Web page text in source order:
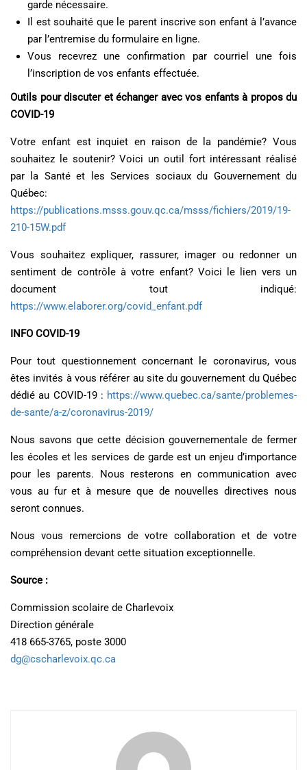
garde nécessaire.
Il est souhaité que le parent inscrive son enfant à l’avance
par l’entremise du formulaire en ligne.
Vous recevrez une confirmation par courriel une fois
l’inscription de vos enfants effectuée.
Outils pour discuter et échanger avec vos enfants à propos du
COVID-19
Votre enfant est inquiet en raison de la pandémie? Vous
souhaitez le soutenir? Voici un outil fort intéressant réalisé
par la Santé et les Services sociaux du Gouvernement du
Québec:
https://publications.msss.gouv.qc.ca/msss/fichiers/2019/19-
210-15W.pdf
Vous souhaitez expliquer, rassurer, imager ou redonner un
sentiment de contrôle à votre enfant? Voici le lien vers un
document tout indiqué:
https://www.elaborer.org/covid_enfant.pdf
INFO COVID-19
Pour tout questionnement concernant le coronavirus, vous
êtes invités à vous référer au site du gouvernement du Québec
dédié au COVID-19 : https://www.quebec.ca/sante/problemes-
de-sante/a-z/coronavirus-2019/
Nous savons que cette décision gouvernementale de fermer
les écoles et les services de garde est un enjeu d’importance
pour les parents. Nous resterons en communication avec
vous au fur et à mesure que de nouvelles directives nous
seront connues.
Nous vous remercions de votre collaboration et de votre
compréhension devant cette situation exceptionnelle.
Source :
Commission scolaire de Charlevoix
Direction générale
418 665-3765, poste 3000
dg@cscharlevoix.qc.ca